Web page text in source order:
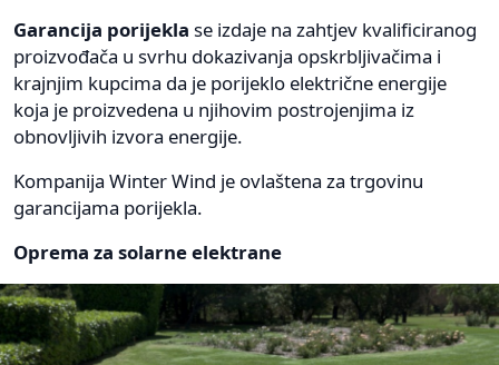
Garancija porijekla se izdaje na zahtjev kvalificiranog
proizvođača u svrhu dokazivanja opskrbljivačima i
krajnjim kupcima da je porijeklo električne energije
koja je proizvedena u njihovim postrojenjima iz
obnovljivih izvora energije.
Kompanija Winter Wind je ovlaštena za trgovinu
garancijama porijekla.
Oprema za solarne elektrane